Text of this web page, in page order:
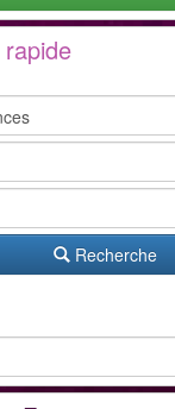
Recherche